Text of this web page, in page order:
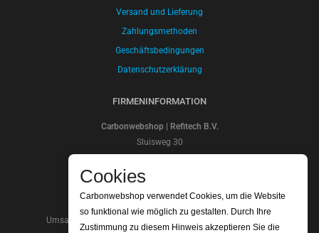
Versand und Lieferung
Zahlungsmethoden
Geschäftsbedingungen
Datenschutzerklärung
FIRMENINFORMATION
Carbonwebshop | Refitech B.V.
Sluisweg 30
Die Niederlande
Umsatzsteuer-Identifikationsnummer: NL.8066.64.605.b01
Cookies
Carbonwebshop verwendet Cookies, um die Website
so funktional wie möglich zu gestalten. Durch Ihre
Zustimmung zu diesem Hinweis akzeptieren Sie die